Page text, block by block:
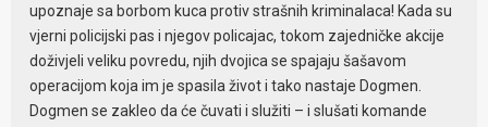
upoznaje sa borbom kuca protiv strašnih kriminalaca! Kada su
vjerni policijski pas i njegov policajac, tokom zajedničke akcije
doživjeli veliku povredu, njih dvojica se spajaju šašavom
operacijom koja im je spasila život i tako nastaje Dogmen.
Dogmen se zakleo da će čuvati i služiti – i slušati komande